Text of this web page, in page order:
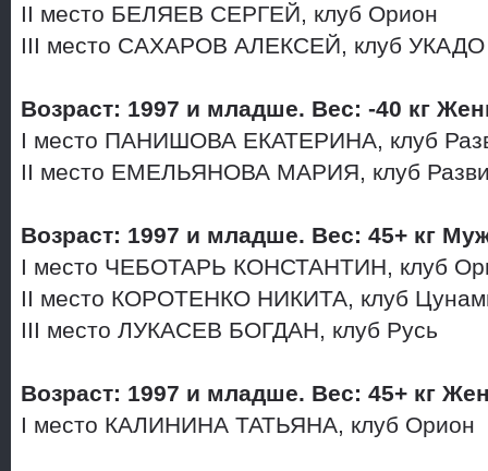
II место БЕЛЯЕВ СЕРГЕЙ, клуб Орион
III место САХАРОВ АЛЕКСЕЙ, клуб
Возраст: 1997 и младше. Вес: -40 кг
I место ПАНИШОВА ЕКАТЕРИНА, клуб
II место ЕМЕЛЬЯНОВА МАРИЯ, клуб
Возраст: 1997 и младше. Вес: 45+ кг
I место ЧЕБОТАРЬ КОНСТАНТИН, клуб
II место КОРОТЕНКО НИКИТА, клуб
III место ЛУКАСЕВ БОГДАН, клуб Русь
Возраст: 1997 и младше. Вес: 45+ кг
I место КАЛИНИНА ТАТЬЯНА, клуб Орион